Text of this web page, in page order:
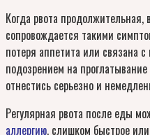
Когда рвота продолжительная,
сопровождается такими
потеря аппетита или связана
подозрением на
отнестись серьезно и
Регулярная рвота после еды
аллергию, слишком быстрое